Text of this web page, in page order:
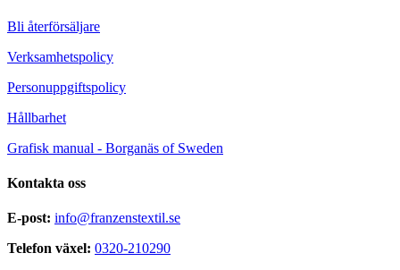
Bli återförsäljare
Verksamhetspolicy
Personuppgiftspolicy
Hållbarhet
Grafisk manual - Borganäs of Sweden
Kontakta oss
E-post: info@franzenstextil.se
Telefon växel: 0320-210290